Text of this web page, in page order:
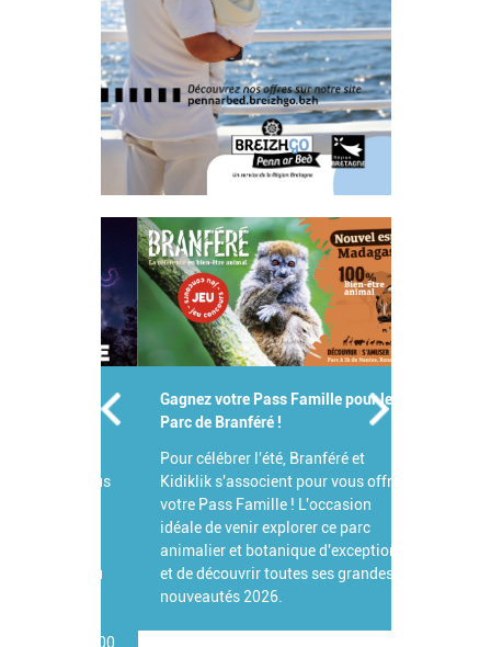
Gagnez votre Pass Famille pour le
Parc de Branféré !
Pour célébrer l'été, Branféré et
Kidiklik s'associent pour vous offrir
votre Pass Famille ! L'occasion
idéale de venir explorer ce parc
animalier et botanique d'exception
et de découvrir toutes ses grandes
nouveautés 2026.